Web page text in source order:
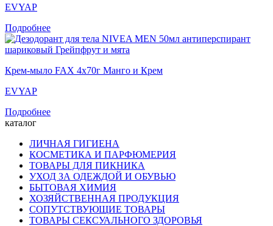
EVYAP
Подробнее
Крем-мыло FAX 4x70г Манго и Крем
EVYAP
Подробнее
каталог
ЛИЧНАЯ ГИГИЕНА
КОСМЕТИКА И ПАРФЮМЕРИЯ
ТОВАРЫ ДЛЯ ПИКНИКА
УХОД ЗА ОДЕЖДОЙ И ОБУВЬЮ
БЫТОВАЯ ХИМИЯ
ХОЗЯЙСТВЕННАЯ ПРОДУКЦИЯ
СОПУТСТВУЮЩИЕ ТОВАРЫ
ТОВАРЫ СЕКСУАЛЬНОГО ЗДОРОВЬЯ